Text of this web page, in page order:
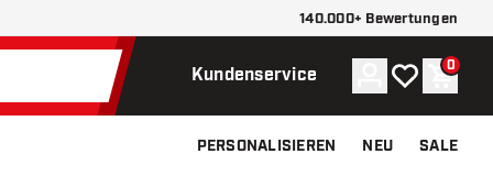
140.000+ Bewertungen
Kundenservice Konto
Meine 0
PERSONALISIEREN NEU SALE